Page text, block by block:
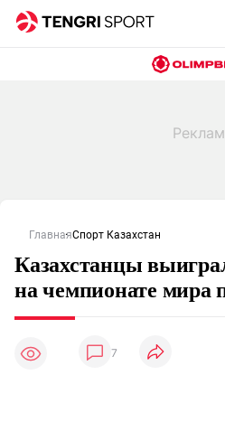
ГлавнаяСпорт Казахстан
Казахстанцы
на чемпионате мира
7